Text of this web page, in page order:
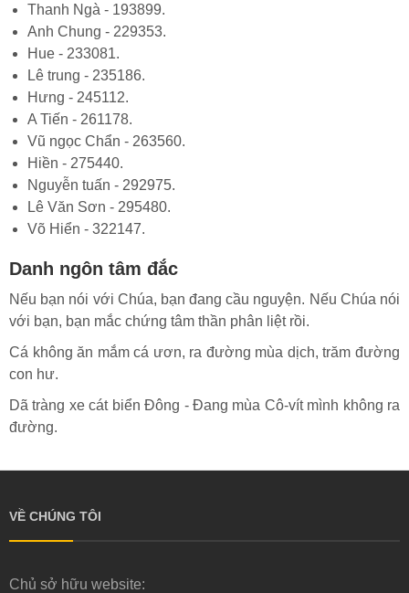
Thanh Ngà - 193899.
Anh Chung - 229353.
Hue - 233081.
Lê trung - 235186.
Hưng - 245112.
A Tiến - 261178.
Vũ ngọc Chẩn - 263560.
Hiền - 275440.
Nguyễn tuấn - 292975.
Lê Văn Sơn - 295480.
Võ Hiển - 322147.
Danh ngôn tâm đắc
Nếu bạn nói với Chúa, bạn đang cầu nguyện. Nếu Chúa nói
với bạn, bạn mắc chứng tâm thần phân liệt rồi.
Cá không ăn mắm cá ươn, ra đường mùa dịch, trăm đường
con hư.
Dã tràng xe cát biển Đông - Đang mùa Cô-vít mình không ra
đường.
VỀ CHÚNG TÔI
Chủ sở hữu website: